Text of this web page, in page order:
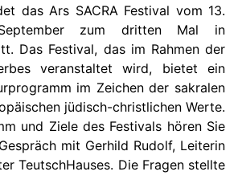
das Ars SACRA Festival vom 13.
zum dritten Mal in
Das Festival, das im Rahmen der
veranstaltet wird, bietet ein
im Zeichen der sakralen
jüdisch-christlichen Werte.
und Ziele des Festivals hören Sie
mit Gerhild Rudolf, Leiterin
TeutschHauses. Die Fragen stellte